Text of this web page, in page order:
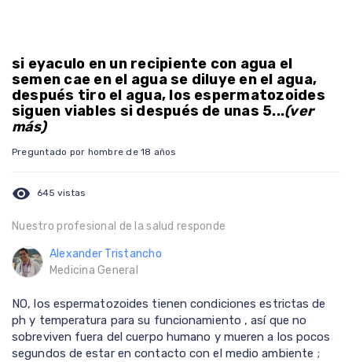
si eyaculo en un recipiente con agua el
semen cae en el agua se diluye en el agua,
después tiro el agua, los espermatozoides
siguen viables si después de unas 5...(ver
más)
Preguntado por hombre de 18 años
visibility 645 vistas
Nuestro profesional de la salud responde
Alexander Tristancho
Medicina General
NO, los espermatozoides tienen condiciones estrictas de
ph y temperatura para su funcionamiento , así que no
sobreviven fuera del cuerpo humano y mueren a los pocos
segundos de estar en contacto con el medio ambiente ;